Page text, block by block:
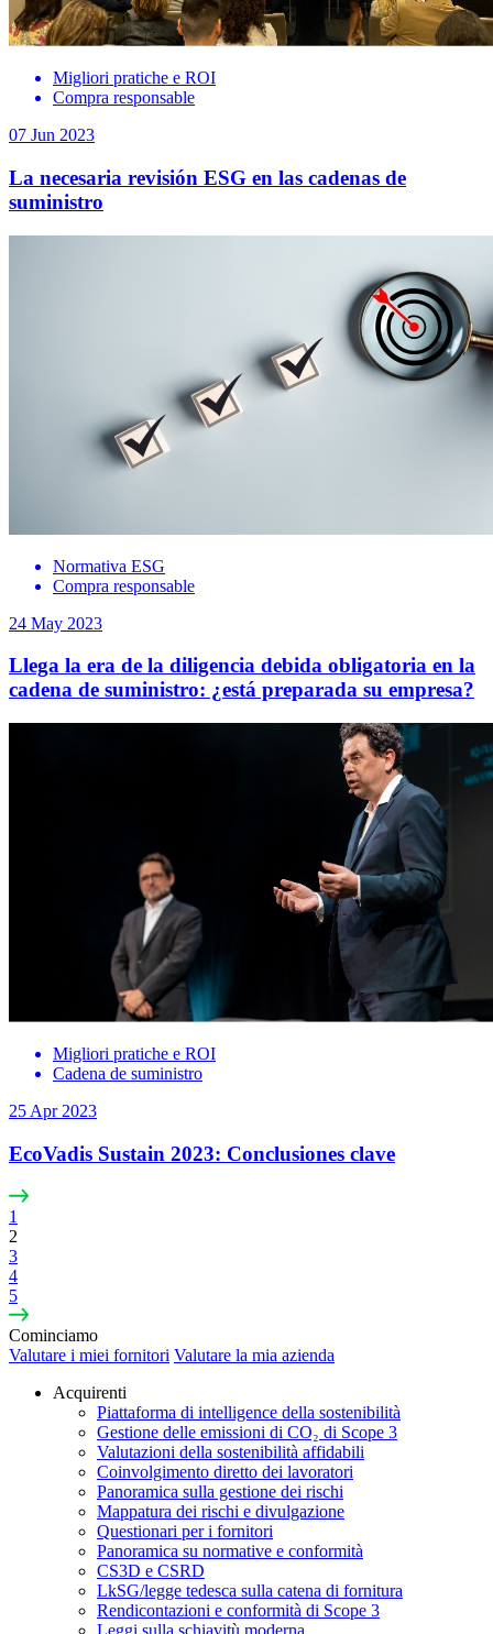
Migliori pratiche e ROI
Compra responsable
07 Jun 2023
La necesaria revisión ESG en las cadenas de
suministro
Normativa ESG
Compra responsable
24 May 2023
Llega la era de la diligencia debida obligatoria en la
cadena de suministro: ¿está preparada su empresa?
Migliori pratiche e ROI
Cadena de suministro
25 Apr 2023
EcoVadis Sustain 2023: Conclusiones clave
1
2
3
4
5
Cominciamo
Valutare i miei fornitori Valutare la mia azienda
Acquirenti
Piattaforma di intelligence della sostenibilità
Gestione delle emissioni di CO₂ di Scope 3
Valutazioni della sostenibilità affidabili
Coinvolgimento diretto dei lavoratori
Panoramica sulla gestione dei rischi
Mappatura dei rischi e divulgazione
Questionari per i fornitori
Panoramica su normative e conformità
CS3D e CSRD
LkSG/legge tedesca sulla catena di fornitura
Rendicontazioni e conformità di Scope 3
Leggi sulla schiavitù moderna